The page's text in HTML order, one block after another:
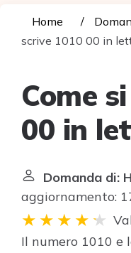
Home
scrive 1010 00 in
Come
00 in
Domanda di:
aggiornamento:
Il numero 1010 e